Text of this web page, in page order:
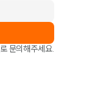
로 문의해주세요.